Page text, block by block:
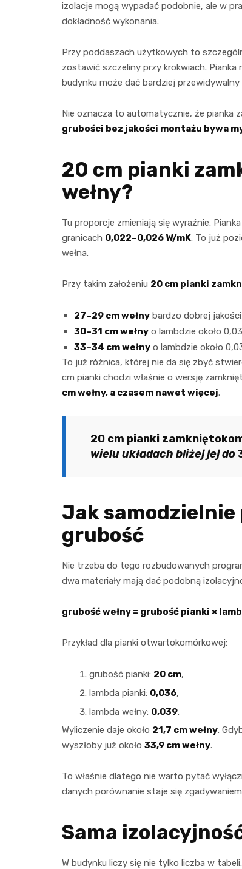
izolacje mogą wypadać podobnie, ale w
dokładność wykonania.
Przy poddaszach użytkowych to
zostawić szczeliny przy krokwiach. Pianka
budynku może dać bardziej
Nie oznacza to automatycznie, że pianka
grubości bez jakości montażu bywa
20 cm pianki
wełny?
Tu proporcje zmieniają się wyraźnie.
granicach 0,022–0,026 W/mK. To już
wełna.
Przy takim założeniu 20 cm pianki
27–29 cm wełny bardzo dobrej
30–31 cm wełny o lambdzie około
33–34 cm wełny o lambdzie około
To już różnica, której nie da się zbyć
cm pianki chodzi właśnie o wersję
cm wełny, a czasem nawet więcej.
20 cm pianki
wielu układach bliżej jej do
Jak
grubość
Nie trzeba do tego rozbudowanych
dwa materiały mają dać podobną
grubość wełny = grubość pianki ×
Przykład dla pianki otwartokomórkowej:
grubość pianki: 20 cm,
lambda pianki: 0,036,
lambda wełny: 0,039.
Wyliczenie daje około 21,7 cm wełny.
wyszłoby już około 33,9 cm wełny.
To właśnie dlatego nie warto pytać
danych porównanie staje się
Sama
W budynku liczy się nie tylko liczba w